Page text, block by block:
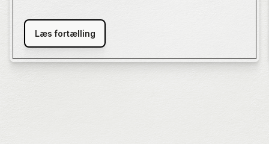
Læs fortælling